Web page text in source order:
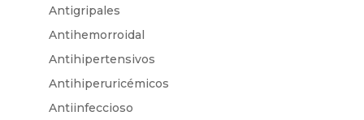
Antigripales
Antihemorroidal
Antihipertensivos
Antihiperuricémicos
Antiinfeccioso